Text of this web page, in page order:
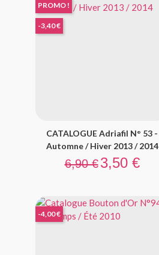
CATALOGUE Adriafil N° 53 -
Automne / Hiver 2013 / 2014
Prix de base
6,90 € Prix
3,50 €
PROMO !
-3,40 €
-4,00 €